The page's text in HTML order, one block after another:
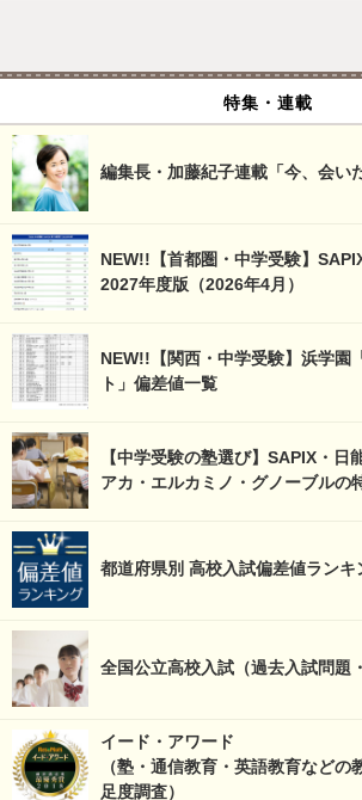
特集・連載
編集長・加藤紀子連載「今、会い
NEW!!【首都圏・中学受験】
2027年度版（2026年4月）
NEW!!【関西・中学受験】浜学園
ト」偏差値一覧
【中学受験の塾選び】SAPIX・日
アカ・エルカミノ・グノーブルの
都道府県別 高校入試偏差値ランキ
全国公立高校入試（過去入試問題
イード・アワード
（塾・通信教育・英語教育などの
足度調査）